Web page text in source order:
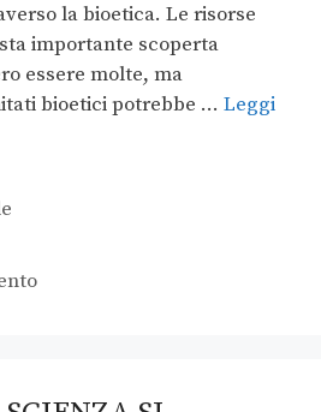
la bioetica. Le risorse
importante scoperta
essere molte, ma
bioetici potrebbe … Leggi